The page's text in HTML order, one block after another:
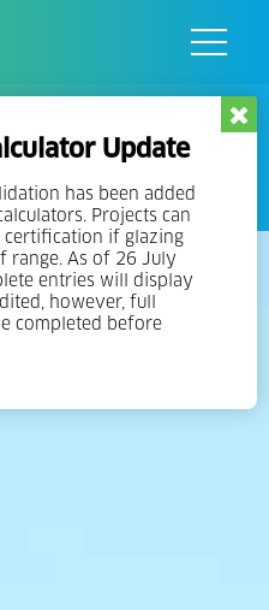
Update
has been added
Projects can
if glazing
range. As of 26 July
entries will display
however, full
completed before
de Projeto